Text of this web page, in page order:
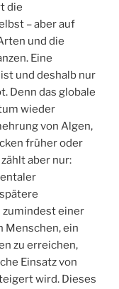
die
– aber auf
und die
Eine
und deshalb nur
Denn das globale
wieder
von Algen,
früher oder
aber nur:
zumindest einer
Menschen, ein
zu erreichen,
Einsatz von
wird. Dieses